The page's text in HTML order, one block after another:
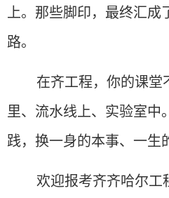
上。那些脚印，最终汇
路。
在齐工程，你的课堂
里、流水线上、实验室中
践，换一身的本事、 一生
欢迎报考齐齐哈尔工